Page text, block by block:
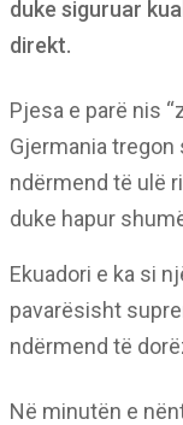
duke siguruar
direkt.
Pjesa e parë nis
Gjermania tregon
ndërmend të ulë
duke hapur
Ekuadori e ka si
pavarësisht
ndërmend të
Në minutën e